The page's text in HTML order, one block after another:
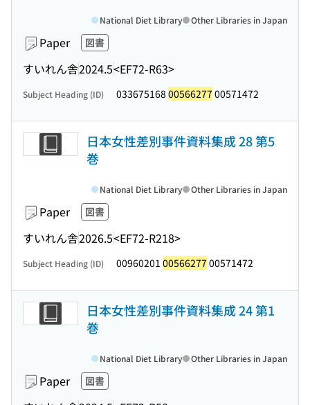
Paper 図書
すいれん舎2024.5<EF72-R63>
National Diet Library Other Libraries in Japan
Subject Heading (ID) 033675168 00566277 00571472
日本女性差別事件資料集成 28 第5
巻
Paper 図書
すいれん舎2026.5<EF72-R218>
National Diet Library Other Libraries in Japan
Subject Heading (ID) 00960201 00566277 00571472
日本女性差別事件資料集成 24 第1
巻
Paper 図書
National Diet Library Other Libraries in Japan